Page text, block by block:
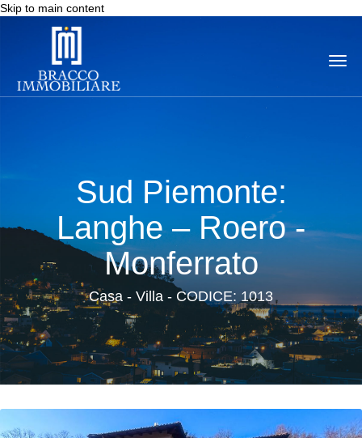
Skip to main content
Sud Piemonte:
Langhe – Roero -
Monferrato
Casa - Villa - CODICE: 1013